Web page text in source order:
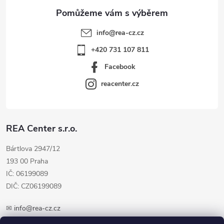
REA Center s.r.o.
Bártlova 2947/12
193 00 Praha
IČ: 06199089
DIČ: CZ06199089
✉ info@rea-cz.cz
info@rea-cz.cz
+420 731 107 811
Facebook
reacenter.cz